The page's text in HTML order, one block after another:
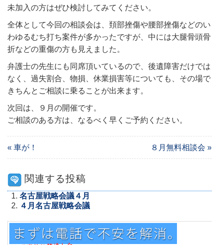
未加入の方はぜひ検討してみてください。
全体として今回の相談会は、頚部挫傷や腰部挫傷などのい
わゆるむち打ち案件が多かったですが、中には大腿骨頭骨
折などの重傷の方も見えました。
弁護士の先生にも同席頂いているので、後遺障害だけでは
なく、過失割合、物損、休業損害等についても、その場で
きちんとご相談に乗ることが出来ます。
次回は、９月の開催です。
ご相談のある方は、なるべく早くご予約ください。
« 車が！ ８月無料相談会 »
関連する投稿
名古屋戦略会議４月
４月名古屋戦略会議